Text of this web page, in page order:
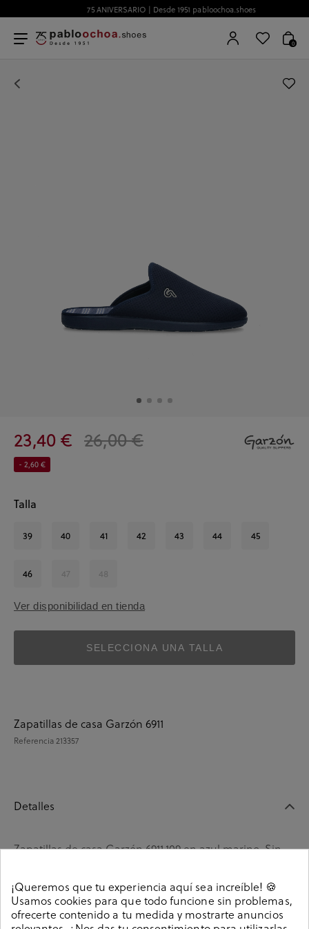
75 ANIVERSARIO | Desde 1951 pabloochoa.shoes
0
23,40 € 26,00 €
- 2,60 €
Talla
39 40 41 42 43 44 45
46 47 48
Ver disponibilidad en tienda
SELECCIONA UNA TALLA
Zapatillas de casa Garzón 6911
Referencia213357
Detalles
Zapatillas de casa Garzón 6911.109 en azul marino. Sin
España.
Referencia213357
¡Queremos que tu experiencia aquí sea increíble! 🍪
Usamos cookies para que todo funcione sin problemas,
ofrecerte contenido a tu medida y mostrarte anuncios